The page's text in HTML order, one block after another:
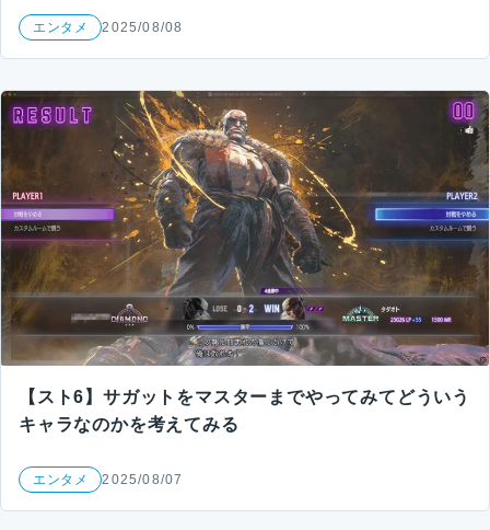
エンタメ 2025/08/08
【スト6】サガットをマスターまでやってみてどういう
キャラなのかを考えてみる
エンタメ 2025/08/07